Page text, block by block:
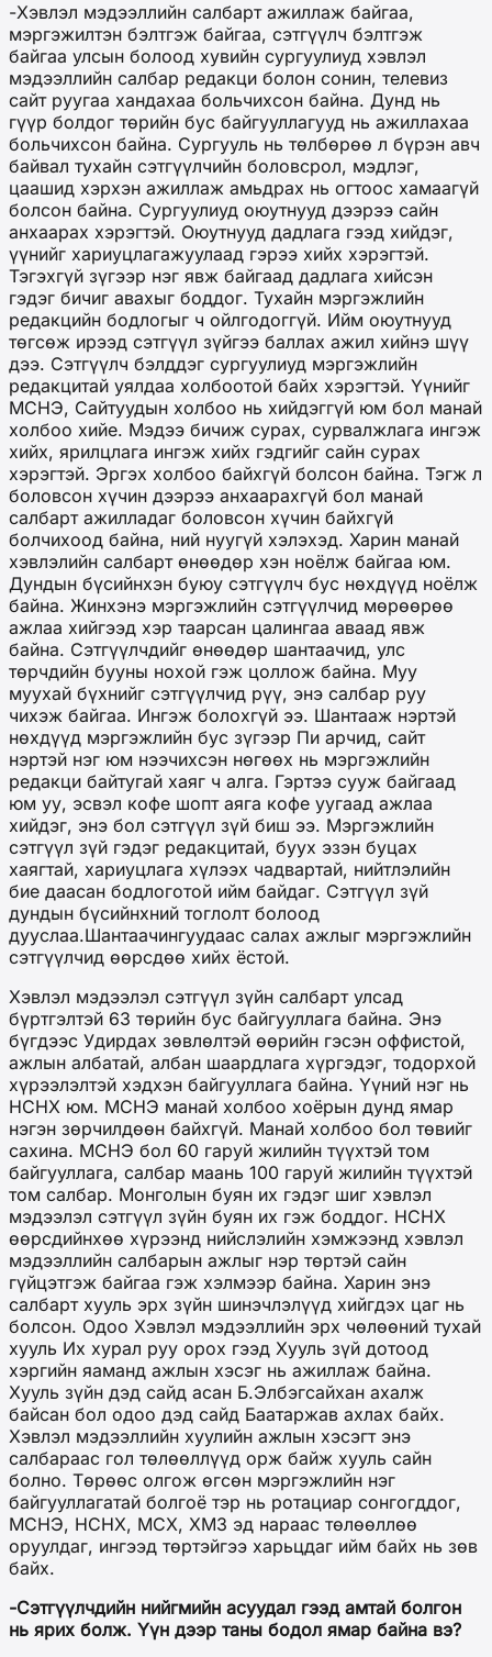
-Хэвлэл мэдээллийн салбарт ажиллаж байгаа,
мэргэжилтэн бэлтгэж байгаа, сэтгүүлч бэлтгэж
байгаа улсын болоод хувийн сургуулиуд хэвлэл
мэдээллийн салбар редакци болон сонин, телевиз
сайт руугаа хандахаа больчихсон байна. Дунд нь
гүүр болдог төрийн бус байгууллагууд нь ажиллахаа
больчихсон байна. Сургууль нь төлбөрөө л бүрэн авч
байвал тухайн сэтгүүлчийн боловсрол, мэдлэг,
цаашид хэрхэн ажиллаж амьдрах нь огтоос хамаагүй
болсон байна. Сургуулиуд оюутнууд дээрээ сайн
анхаарах хэрэгтэй. Оюутнууд дадлага гээд хийдэг,
үүнийг хариуцлагажуулаад гэрээ хийх хэрэгтэй.
Тэгэхгүй зүгээр нэг явж байгаад дадлага хийсэн
гэдэг бичиг авахыг боддог. Тухайн мэргэжлийн
редакцийн бодлогыг ч ойлгодоггүй. Ийм оюутнууд
төгсөж ирээд сэтгүүл зүйгээ баллах ажил хийнэ шүү
дээ. Сэтгүүлч бэлддэг сургуулиуд мэргэжлийн
редакцитай уялдаа холбоотой байх хэрэгтэй. Үүнийг
МСНЭ, Сайтуудын холбоо нь хийдэггүй юм бол манай
холбоо хийе. Мэдээ бичиж сурах, сурвалжлага ингэж
хийх, ярилцлага ингэж хийх гэдгийг сайн сурах
хэрэгтэй. Эргэх холбоо байхгүй болсон байна. Тэгж л
боловсон хүчин дээрээ анхаарахгүй бол манай
салбарт ажилладаг боловсон хүчин байхгүй
болчихоод байна, ний нуугүй хэлэхэд. Харин манай
хэвлэлийн салбарт өнөөдөр хэн ноёлж байгаа юм.
Дундын бүсийнхэн буюу сэтгүүлч бус нөхдүүд ноёлж
байна. Жинхэнэ мэргэжлийн сэтгүүлчид мөрөөрөө
ажлаа хийгээд хэр таарсан цалингаа аваад явж
байна. Сэтгүүлчдийг өнөөдөр шантаачид, улс
төрчдийн бууны нохой гэж цоллож байна. Муу
муухай бүхнийг сэтгүүлчид рүү, энэ салбар руу
чихэж байгаа. Ингэж болохгүй ээ. Шантааж нэртэй
нөхдүүд мэргэжлийн бус зүгээр Пи арчид, сайт
нэртэй нэг юм нээчихсэн нөгөөх нь мэргэжлийн
редакци байтугай хаяг ч алга. Гэртээ сууж байгаад
юм уу, эсвэл кофе шопт аяга кофе уугаад ажлаа
хийдэг, энэ бол сэтгүүл зүй биш ээ. Мэргэжлийн
сэтгүүл зүй гэдэг редакцитай, буух эзэн буцах
хаягтай, хариуцлага хүлээх чадвартай, нийтлэлийн
бие даасан бодлоготой ийм байдаг. Сэтгүүл зүй
дундын бүсийнхний тоглолт болоод
дууслаа.Шантаачингуудаас салах ажлыг мэргэжлийн
сэтгүүлчид өөрсдөө хийх ёстой.
Хэвлэл мэдээлэл сэтгүүл зүйн салбарт улсад
бүртгэлтэй 63 төрийн бус байгууллага байна. Энэ
бүгдээс Удирдах зөвлөлтэй өөрийн гэсэн оффистой,
ажлын албатай, албан шаардлага хүргэдэг, тодорхой
хүрээлэлтэй хэдхэн байгууллага байна. Үүний нэг нь
НСНХ юм. МСНЭ манай холбоо хоёрын дунд ямар
нэгэн зөрчилдөөн байхгүй. Манай холбоо бол төвийг
сахина. МСНЭ бол 60 гаруй жилийн түүхтэй том
байгууллага, салбар маань 100 гаруй жилийн түүхтэй
том салбар. Монголын буян их гэдэг шиг хэвлэл
мэдээлэл сэтгүүл зүйн буян их гэж боддог. НСНХ
өөрсдийнхөө хүрээнд нийслэлийн хэмжээнд хэвлэл
мэдээллийн салбарын ажлыг нэр төртэй сайн
гүйцэтгэж байгаа гэж хэлмээр байна. Харин энэ
салбарт хууль эрх зүйн шинэчлэлүүд хийгдэх цаг нь
болсон. Одоо Хэвлэл мэдээллийн эрх чөлөөний тухай
хууль Их хурал руу орох гээд Хууль зүй дотоод
хэргийн яаманд ажлын хэсэг нь ажиллаж байна.
Хууль зүйн дэд сайд асан Б.Элбэгсайхан ахалж
байсан бол одоо дэд сайд Баатаржав ахлах байх.
Хэвлэл мэдээллийн хуулийн ажлын хэсэгт энэ
салбараас гол төлөөллүүд орж байж хууль сайн
болно. Төрөөс олгож өгсөн мэргэжлийн нэг
байгууллагатай болгоё тэр нь ротациар сонгогддог,
МСНЭ, НСНХ, МСХ, ХМЗ эд нараас төлөөллөө
оруулдаг, ингээд төртэйгээ харьцдаг ийм байх нь зөв
байх.
-Сэтгүүлчдийн нийгмийн асуудал гээд амтай болгон
нь ярих болж. Үүн дээр таны бодол ямар байна вэ?